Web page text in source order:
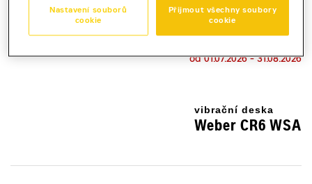
od 01.07.2026 - 31.08.2026
vibrační deska
Weber CR6 WSA
Přijmout všechny soubory
cookie
Nastavení souborů
cookie